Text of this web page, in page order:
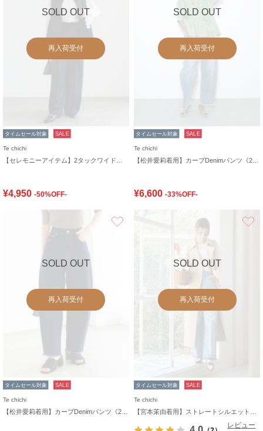
SOLD OUT
再入荷受付
タイムセール対象 SALE
Te chichi
¥4,950 -50%OFF-
SOLD OUT
再入荷受付
タイムセール対象 SALE
Te chichi
¥6,600 -33%OFF-
SOLD OUT
再入荷受付
タイムセール対象 SALE
Te chichi
SOLD OUT
再入荷受付
タイムセール対象 SALE
Te chichi
レビュー